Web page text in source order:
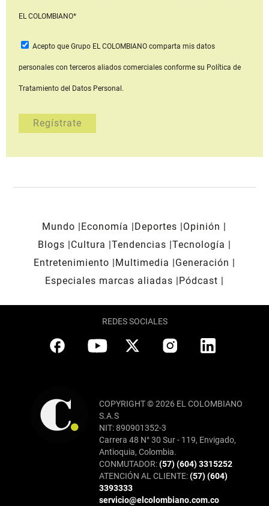
EL COLOMBIANO*
Acepto que Grupo EL COLOMBIANOcomparta mis datos
personales con terceros aliados comerciales conforme su Política de
Tratamiento del Datos Personal.
Mundo Economía Deportes
Opinión
Blogs
Cultura Tendencias Tecnología
Entretenimiento
Multimedia
Generación
Especiales marcas aliadas
Pódcast
REDES SOCIALES
COPYRIGHT © 2026 EL COLOMBIANO
S.A.S
NIT: 890901352-3
Carrera 48 N° 30 Sur - 119, Envigado,
Antioquia, Colombia.
CONMUTADOR:(57) (604) 3315252
ATENCIÓN AL CLIENTE:(57) (604)
3393333
servicio@elcolombiano.com.co